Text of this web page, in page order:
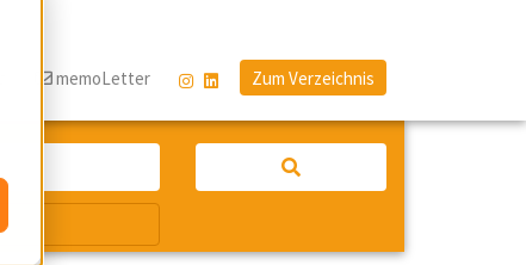
memoLetter Zum Verzeichnis